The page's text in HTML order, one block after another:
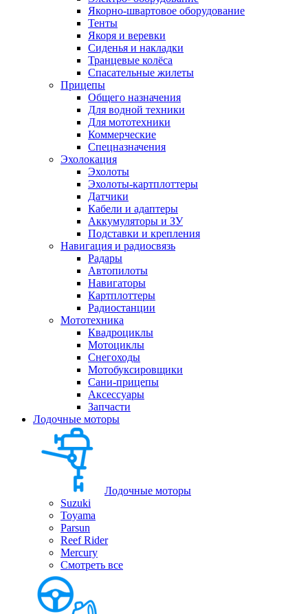
Якорно-швартовое оборудование
Тенты
Якоря и веревки
Сиденья и накладки
Транцевые колёса
Спасательные жилеты
Прицепы
Общего назначения
Для водной техники
Для мототехники
Коммерческие
Спецназначения
Эхолокация
Эхолоты
Эхолоты-картплоттеры
Датчики
Кабели и адаптеры
Аккумуляторы и ЗУ
Подставки и крепления
Навигация и радиосвязь
Радары
Автопилоты
Навигаторы
Картплоттеры
Радиостанции
Мототехника
Квадроциклы
Мотоциклы
Снегоходы
Мотобуксировщики
Сани-прицепы
Аксессуары
Запчасти
Лодочные моторы
Лодочные моторы
Suzuki
Toyama
Parsun
Reef Rider
Mercury
Смотреть все